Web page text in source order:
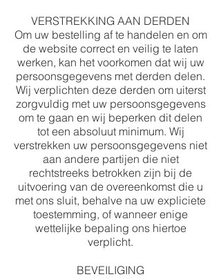
VERSTREKKING AAN DERDEN
Om uw bestelling af te handelen en om
de website correct en veilig te laten
werken, kan het voorkomen dat wij uw
persoonsgegevens met derden delen.
Wij verplichten deze derden om uiterst
zorgvuldig met uw persoonsgegevens
om te gaan en wij beperken dit delen
tot een absoluut minimum. Wij
verstrekken uw persoonsgegevens niet
aan andere partijen die niet
rechtstreeks betrokken zijn bij de
uitvoering van de overeenkomst die u
met ons sluit, behalve na uw expliciete
toestemming, of wanneer enige
wettelijke bepaling ons hiertoe
verplicht.
BEVEILIGING